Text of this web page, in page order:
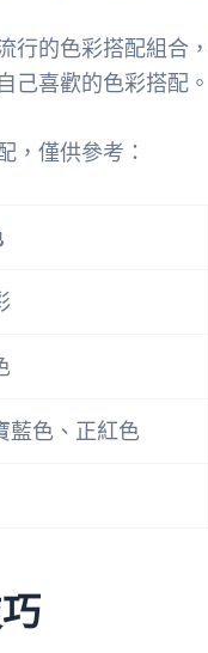
行的色彩搭配組合
己喜歡的色彩搭配。
，僅供參考：
藍色、正紅色